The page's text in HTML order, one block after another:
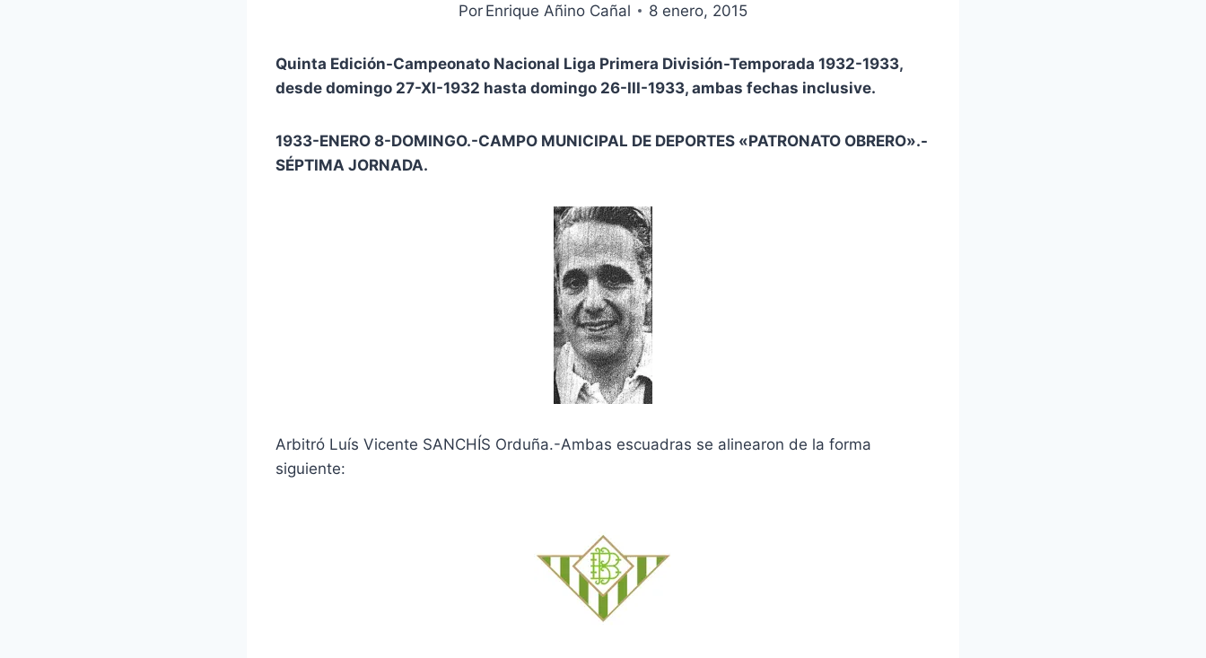
Por Enrique Añino Cañal 8 enero, 2015
Quinta Edición-Campeonato Nacional Liga Primera División-Temporada 1932-1933,
desde domingo 27-XI-1932 hasta domingo 26-III-1933, ambas fechas inclusive.
1933-ENERO 8-DOMINGO.-CAMPO MUNICIPAL DE DEPORTES «PATRONATO OBRERO».-
SÉPTIMA JORNADA.
Arbitró Luís Vicente SANCHÍS Orduña.-Ambas escuadras se alinearon de la forma
siguiente: